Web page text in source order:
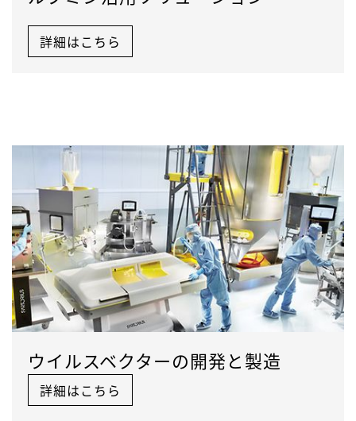
詳細はこちら
ウイルスベクターの開発と製造
詳細はこちら